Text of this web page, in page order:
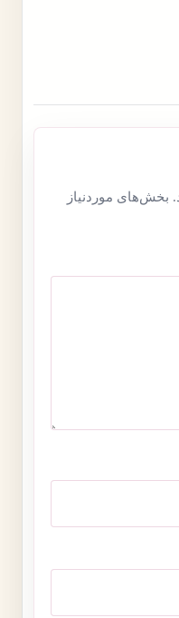
بخش‌های موردنیاز